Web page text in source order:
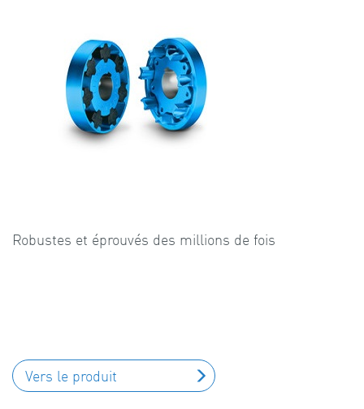
Robustes et éprouvés des millions de fois
Vers le produit